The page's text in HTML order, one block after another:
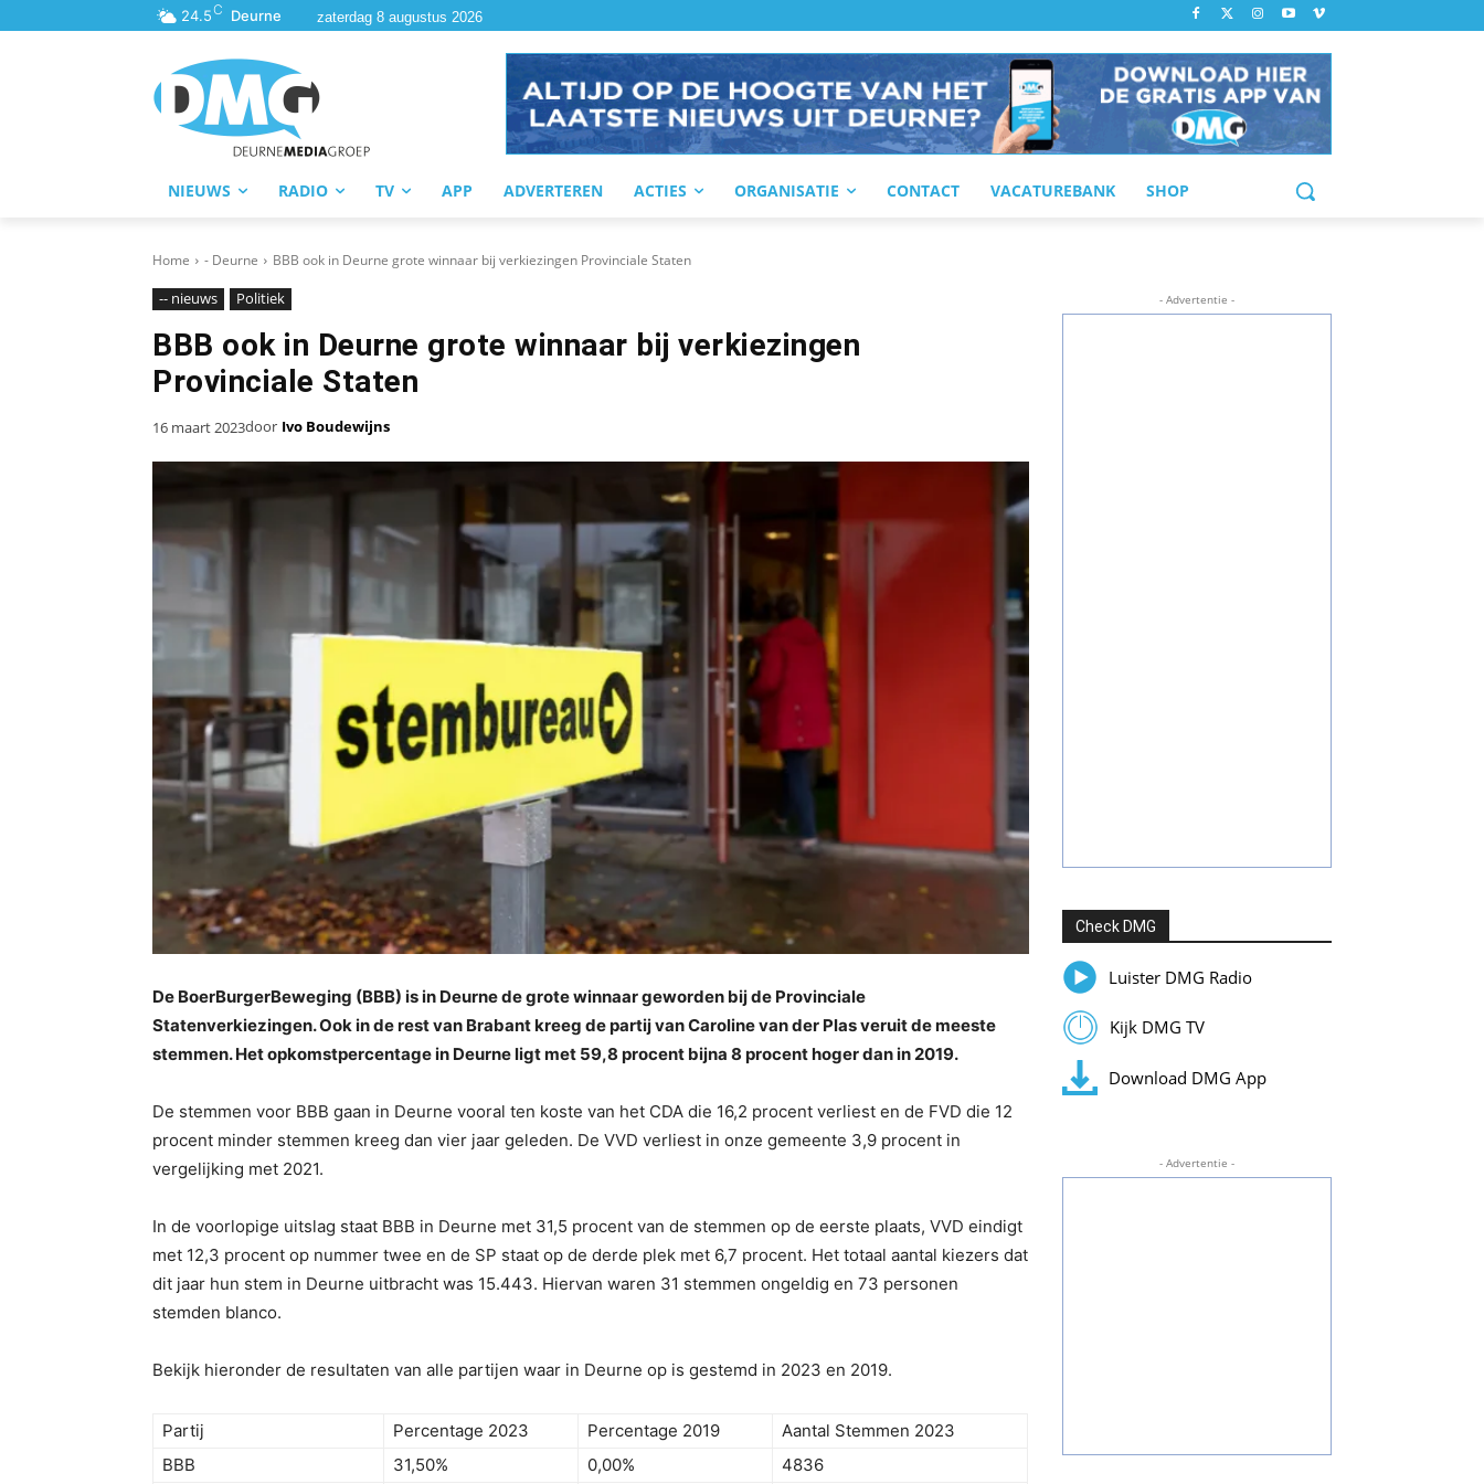
24.5C Deurne zaterdag 8 augustus 2026
NIEUWS RADIO TV APP ADVERTEREN ACTIES ORGANISATIE CONTACT VACATUREBANK SHOP
Home - Deurne BBB ook in Deurne grote winnaar bij verkiezingen Provinciale Staten
-- nieuws Politiek
BBB ook in Deurne grote winnaar bij verkiezingen
Provinciale Staten
16 maart 2023door Ivo Boudewijns
De BoerBurgerBeweging (BBB) is in Deurne de grote winnaar geworden bij de Provinciale
Statenverkiezingen. Ook in de rest van Brabant kreeg de partij van Caroline van der Plas veruit de meeste
stemmen. Het opkomstpercentage in Deurne ligt met 59,8 procent bijna 8 procent hoger dan in 2019.
De stemmen voor BBB gaan in Deurne vooral ten koste van het CDA die 16,2 procent verliest en de FVD die 12
procent minder stemmen kreeg dan vier jaar geleden. De VVD verliest in onze gemeente 3,9 procent in
vergelijking met 2021.
In de voorlopige uitslag staat BBB in Deurne met 31,5 procent van de stemmen op de eerste plaats, VVD eindigt
met 12,3 procent op nummer twee en de SP staat op de derde plek met 6,7 procent. Het totaal aantal kiezers dat
dit jaar hun stem in Deurne uitbracht was 15.443. Hiervan waren 31 stemmen ongeldig en 73 personen
stemden blanco.
Bekijk hieronder de resultaten van alle partijen waar in Deurne op is gestemd in 2023 en 2019.
Partij Percentage 2023 Percentage 2019
Aantal Stemmen 2023
BBB
31,50% 0,00% 4836
- Advertentie -
Check DMG
Luister DMG Radio
Kijk DMG TV
Download DMG App
- Advertentie -